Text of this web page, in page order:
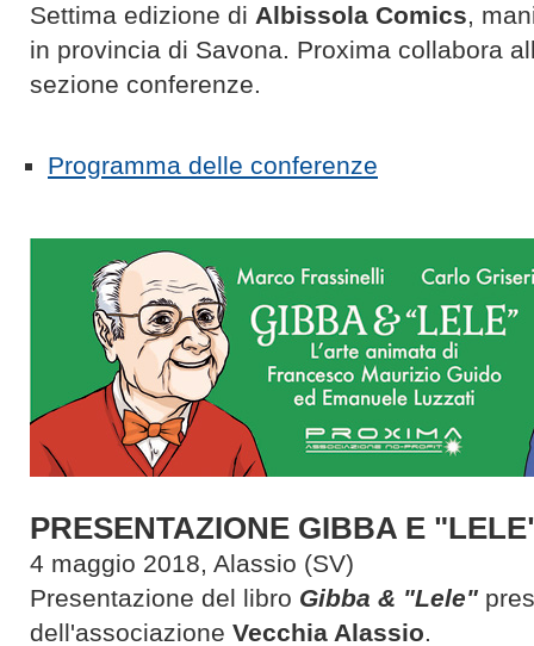
Settima edizione di Albissola Comics,
in provincia di Savona. Proxima collabora
sezione conferenze.
Programma delle conferenze
PRESENTAZIONE GIBBA E
4 maggio 2018, Alassio (SV)
Presentazione del libro Gibba & "Lele"
dell'associazione Vecchia Alassio.